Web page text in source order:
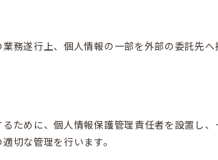
務遂行上、個人情報の一部を外部の委託先
ために、個人情報保護管理責任者を設置し
切な管理を行います。